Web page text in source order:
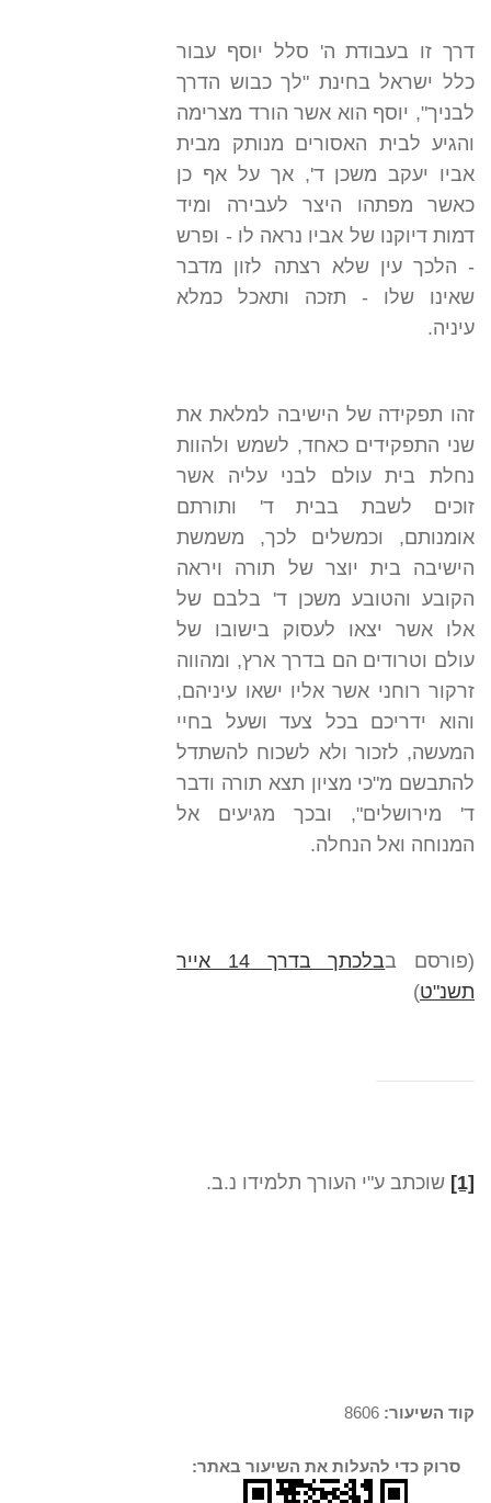
דרך זו בעבודת ה' סלל יוסף עבור
כלל ישראל בחינת "לך כבוש הדרך
לבניך", יוסף הוא אשר הורד מצרימה
והגיע לבית האסורים מנותק מבית
אביו יעקב משכן ד', אך על אף כן
כאשר מפתהו היצר לעבירה ומיד
דמות דיוקנו של אביו נראה לו - ופרש
- הלכך עין שלא רצתה לזון מדבר
שאינו שלו - תזכה ותאכל כמלא
עיניה.
זהו תפקידה של הישיבה למלאת את
שני התפקידים כאחד, לשמש ולהוות
נחלת בית עולם לבני עליה אשר
זוכים לשבת בבית ד' ותורתם
אומנותם, וכמשלים לכך, משמשת
הישיבה בית יוצר של תורה ויראה
הקובע והטובע משכן ד' בלבם של
אלו אשר יצאו לעסוק בישובו של
עולם וטרודים הם בדרך ארץ, ומהווה
זרקור רוחני אשר אליו ישאו עיניהם,
והוא ידריכם בכל צעד ושעל בחיי
המעשה, לזכור ולא לשכוח להשתדל
להתבשם מ"כי מציון תצא תורה ודבר
ד' מירושלים", ובכך מגיעים אל
המנוחה ואל הנחלה.
(פורסם ב
בלכתך בדרך 14 אייר
תשנ"ט)
[1] שוכתב ע"י העורך תלמידו נ.ב.
קוד השיעור:
סרוק כדי להעלות את השיעור באתר: